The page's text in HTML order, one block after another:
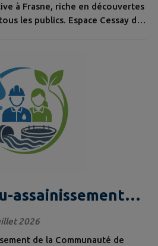
à Frasne, riche en découvertes
les publics. Espace Cessay de
vous inspirer d’actions
assainissement
2026
de la Communauté de